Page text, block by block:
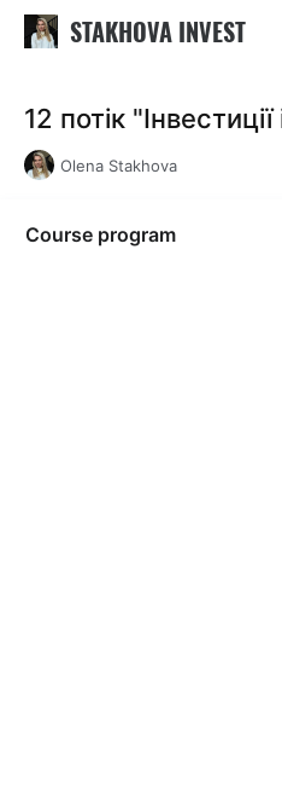
STAKHOVA INVEST
12 потік
Olena Stakhova
Course program